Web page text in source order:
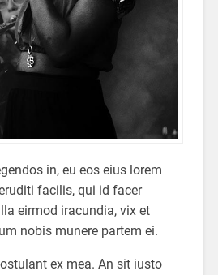
in, eu eos eius lorem
facilis, qui id facer
eirmod iracundia, vix et
nobis munere partem ei.
ex mea. An sit iusto